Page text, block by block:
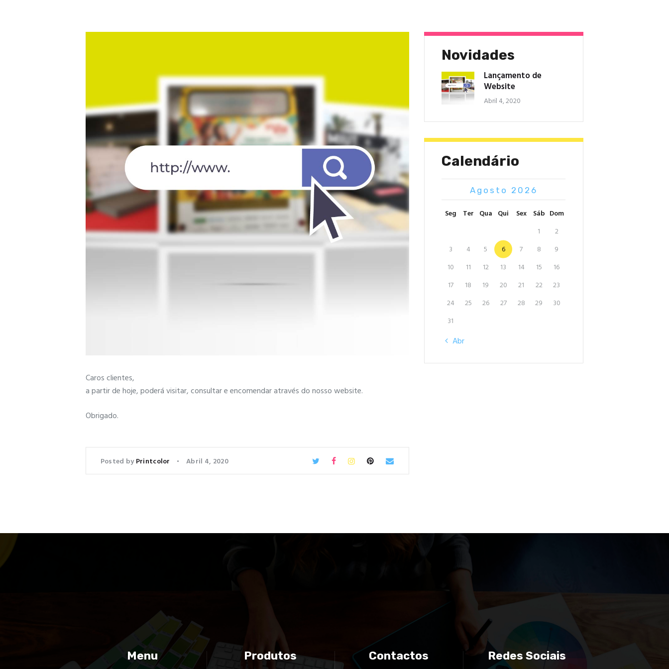
Caros clientes,
a partir de hoje, poderá visitar, consultar e encomendar através do nosso website.
Obrigado.
Posted byPrintcolor Abril 4, 2020
Novidades
Lançamento de
Website
Abril 4, 2020
Calendário
Agosto 2026
Seg Ter Qua Qui Sex Sáb Dom
1
2
3
4 5 6 7 8
9
10
11 12 13 14 15
16
17
18 19 20 21 22
23
24
25 26 27 28 29
30
31
« Abr
Menu Produtos Contactos Redes Sociais